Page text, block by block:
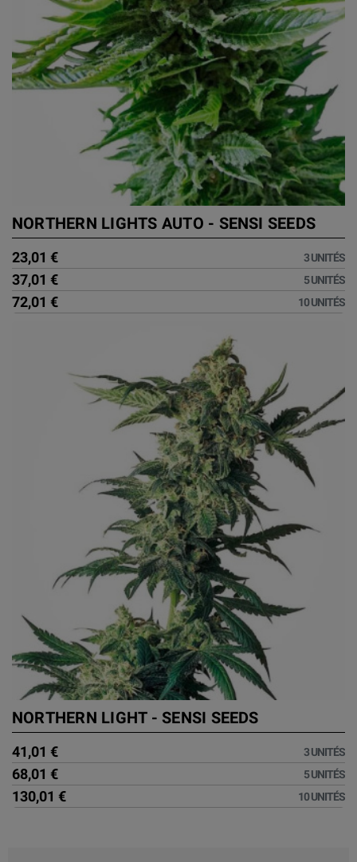
NORTHERN LIGHTS AUTO - SENSI SEEDS
23,01 € 3 UNITÉS
37,01 € 5 UNITÉS
72,01 € 10 UNITÉS
NORTHERN LIGHT - SENSI SEEDS
41,01 € 3 UNITÉS
68,01 € 5 UNITÉS
130,01 € 10 UNITÉS